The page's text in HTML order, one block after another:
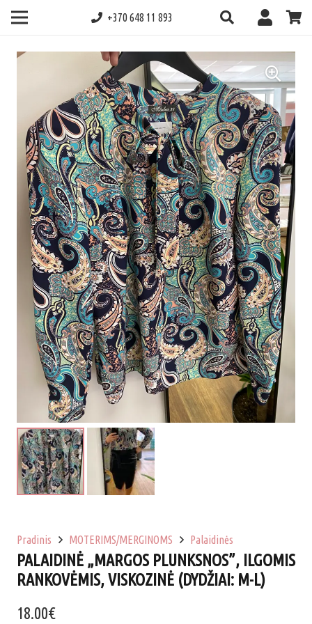
+370 648 11 893
Pradinis MOTERIMS/MERGINOMS Palaidinės
PALAIDINĖ „MARGOS PLUNKSNOS”, ILGOMIS
RANKOVĖMIS, VISKOZINĖ (DYDŽIAI: M-L)
18.00€